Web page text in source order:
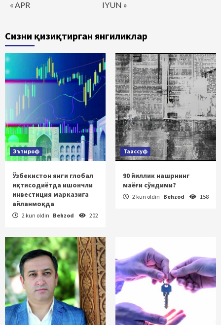
« APR IYUN »
Сизни қизиқтирган янгиликлар
Эътироф
Ўзбекистон янги глобал
иқтисодиётда ишончли
инвестиция марказига
айланмоқда
2 kun oldin Behzod 202
Таассуф
90 йиллик нашрнинг
маёғи сўндими?
2 kun oldin Behzod 158